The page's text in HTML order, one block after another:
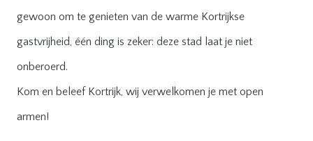
gewoon om te genieten van de warme Kortrijkse
gastvrijheid, één ding is zeker: deze stad laat je niet
onberoerd.
Kom en beleef Kortrijk, wij verwelkomen je met open
armen!